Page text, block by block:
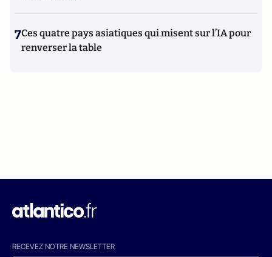
7Ces quatre pays asiatiques qui misent sur l’IA pour
renverser la table
RECEVEZ NOTRE NEWSLETTER